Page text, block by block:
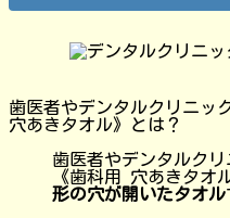
歯医者やデンタルクリニッ
穴あきタオル》とは？
歯医者やデンタルク
《歯科用 穴あきタオ
形の穴が開いたタオル